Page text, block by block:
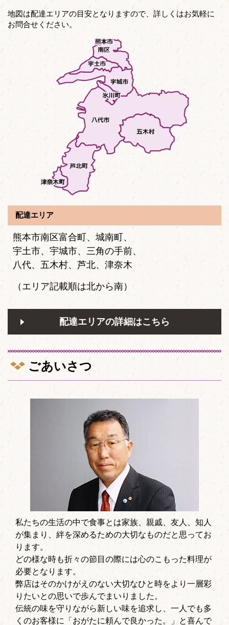
地図は配達エリアの目安となりますので、詳しくはお気軽に
お問合せください。
配達エリア
熊本市南区富合町、城南町、
宇土市、宇城市、三角の手前、
八代、五木村、芦北、津奈木
（エリア記載順は北から南）
配達エリアの詳細はこちら
ごあいさつ
私たちの生活の中で食事とは家族、親戚、友人、知人
が集まり、絆を深めるための大切なものだと思ってお
ります。
どの様な時も折々の節目の際には心のこもった料理が
必要となります。
弊店はそのかけがえのない大切なひと時をより一層彩
りたいとの思いで歩んでまいりました。
伝統の味を守りながら新しい味を追求し、一人でも多
くのお客様に「おがたに頼んで良かった。」と喜んで